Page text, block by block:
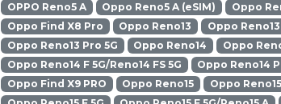
OPPO Reno5 A
Oppo Reno5 A (eSIM) Oppo
Oppo Find X8 Pro
Oppo Reno13 Oppo Reno13
Oppo Reno13 Pro 5G
Oppo Reno14 Oppo
Oppo Reno14 F 5G/Reno14 FS 5G
Oppo Reno14
Oppo Find X9 PRO
Oppo Reno15 Oppo